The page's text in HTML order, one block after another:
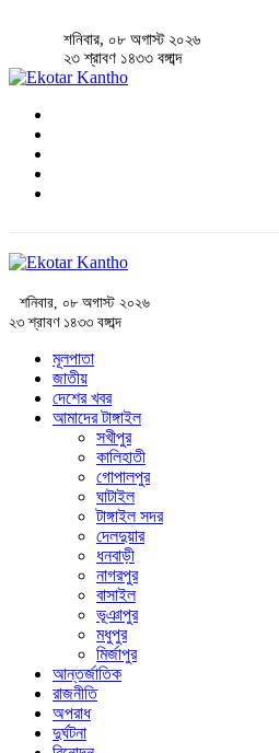
শনিবার, ০৮ অগাস্ট ২০২৬
২৩ শ্রাবণ ১৪৩৩ বঙ্গাব্দ
শনিবার, ০৮ অগাস্ট ২০২৬
২৩ শ্রাবণ ১৪৩৩ বঙ্গাব্দ
মূলপাতা
জাতীয়
দেশের খবর
আমাদের টাঙ্গাইল
সখীপুর
কালিহাতী
গোপালপুর
ঘাটাইল
টাঙ্গাইল সদর
দেলদুয়ার
ধনবাড়ী
নাগরপুর
বাসাইল
ভূঞাপুর
মধুপুর
মির্জাপুর
আন্তর্জাতিক
রাজনীতি
অপরাধ
দুর্ঘটনা